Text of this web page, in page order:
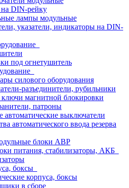
на DIN-рейку
лампы модульные
указатели, индикаторы на DIN-
под огнетушитель
силового оборудования
разъединители, рубильники
магнитной блокировки
патроны
автоматические выключатели
автоматического ввода резерва
блоки АВР
питания, стабилизаторы, АКБ
боксы
корпуса, боксы
в сборе